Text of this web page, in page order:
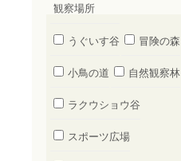
観察場所
うぐいす谷 冒険の森
小鳥の道 自然観察林
ラクウショウ谷
スポーツ広場